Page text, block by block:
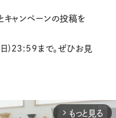
ャンペーンの投稿を
)23:59まで。ぜひお見
arrow_forward_ios もっと見る